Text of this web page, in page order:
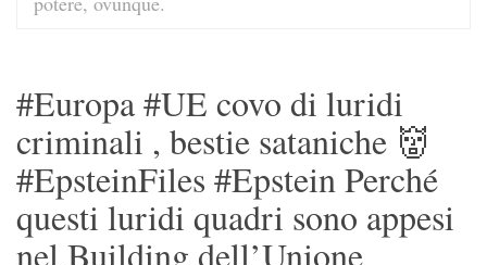
#Europa #UE covo di luridi
criminali , bestie sataniche 👹
#EpsteinFiles #Epstein Perché
questi luridi quadri sono appesi
nel Building dell’Unione